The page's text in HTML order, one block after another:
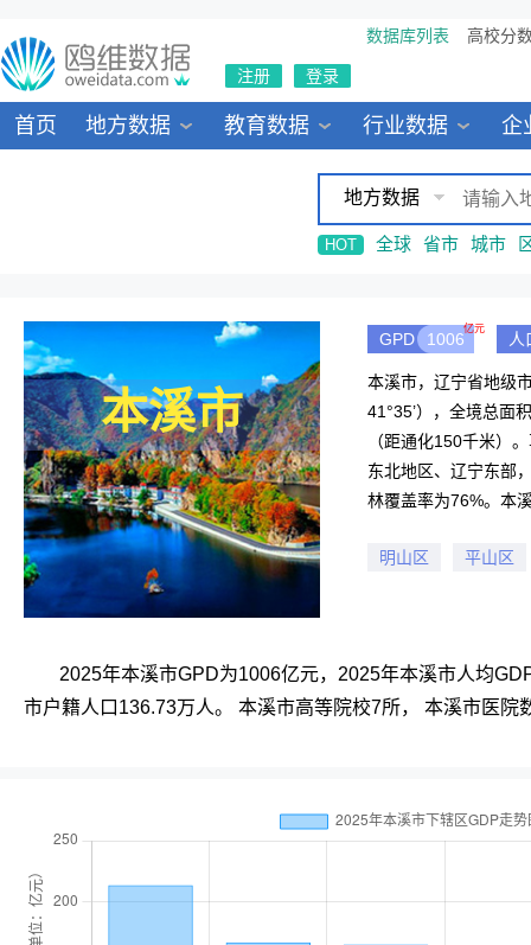
数据库列表 高校分
注册 登录
首页 地方数据 教育数据 行业数据 企
地方数据
HOT 全球 省市 城市
本溪市
GPD 1006
亿元
人
本溪市，辽宁省地级
41°35’），全境总面
（距通化150千米）
东北地区、辽宁东部
林覆盖率为76%。本
明山区 平山区
2025年本溪市GPD为1006亿元，2025年本溪市人均
市户籍人口136.73万人。 本溪市高等院校7所， 本溪市医